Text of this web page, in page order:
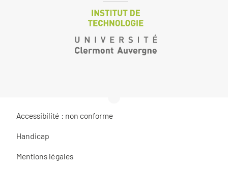
Accessibilité : non conforme
Handicap
Mentions légales